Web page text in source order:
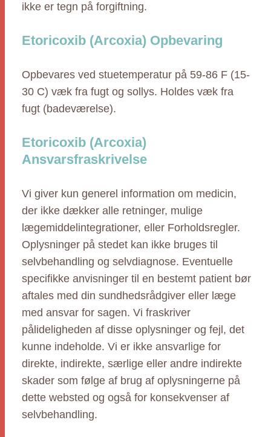
ikke er tegn på forgiftning.
Etoricoxib (Arcoxia) Opbevaring
Opbevares ved stuetemperatur på 59-86 F (15-
30 C) væk fra fugt og sollys. Holdes væk fra
fugt (badeværelse).
Etoricoxib (Arcoxia)
Ansvarsfraskrivelse
Vi giver kun generel information om medicin,
der ikke dækker alle retninger, mulige
lægemiddelintegrationer, eller Forholdsregler.
Oplysninger på stedet kan ikke bruges til
selvbehandling og selvdiagnose. Eventuelle
specifikke anvisninger til en bestemt patient bør
aftales med din sundhedsrådgiver eller læge
med ansvar for sagen. Vi fraskriver
pålideligheden af disse oplysninger og fejl, det
kunne indeholde. Vi er ikke ansvarlige for
direkte, indirekte, særlige eller andre indirekte
skader som følge af brug af oplysningerne på
dette websted og også for konsekvenser af
selvbehandling.